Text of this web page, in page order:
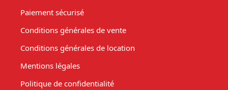
Paiement sécurisé
Conditions générales de vente
Conditions générales de location
Mentions légales
Politique de confidentialité